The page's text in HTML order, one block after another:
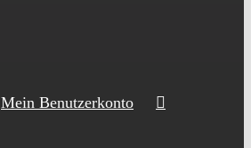
Mein Benutzerkonto